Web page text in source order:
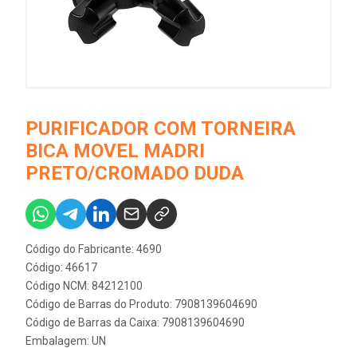
PURIFICADOR COM TORNEIRA
BICA MOVEL MADRI
PRETO/CROMADO DUDA
Código do Fabricante: 4690
Código: 46617
Código NCM: 84212100
Código de Barras do Produto: 7908139604690
Código de Barras da Caixa: 7908139604690
Embalagem: UN